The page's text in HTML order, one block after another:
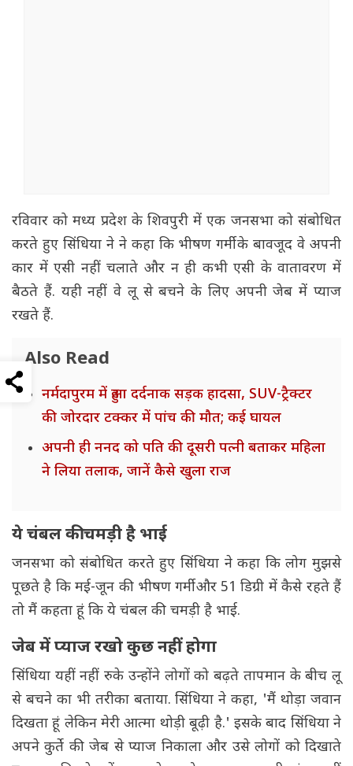
रविवार को मध्य प्रदेश के शिवपुरी में एक जनसभा को संबोधित
करते हुए सिंधिया ने ने कहा कि भीषण गर्मी के बावजूद वे अपनी
कार में एसी नहीं चलाते और न ही कभी एसी के वातावरण में
बैठते हैं. यही नहीं वे लू से बचने के लिए अपनी जेब में प्याज
रखते हैं.
Also Read
नर्मदापुरम में हुआ दर्दनाक सड़क हादसा, SUV-ट्रैक्टर
की जोरदार टक्कर में पांच की मौत; कई घायल
अपनी ही ननद को पति की दूसरी पत्नी बताकर महिला
ने लिया तलाक, जानें कैसे खुला राज
ये चंबल की चमड़ी है भाई
जनसभा को संबोधित करते हुए सिंधिया ने कहा कि लोग मुझसे
पूछते है कि मई-जून की भीषण गर्मी और 51 डिग्री में कैसे रहते हैं
तो मैं कहता हूं कि ये चंबल की चमड़ी है भाई.
जेब में प्याज रखो कुछ नहीं होगा
सिंधिया यहीं नहीं रुके उन्होंने लोगों को बढ़ते तापमान के बीच लू
से बचने का भी तरीका बताया. सिंधिया ने कहा, 'मैं थोड़ा जवान
दिखता हूं लेकिन मेरी आत्मा थोड़ी बूढ़ी है.' इसके बाद सिंधिया ने
अपने कुर्ते की जेब से प्याज निकाला और उसे लोगों को दिखाते